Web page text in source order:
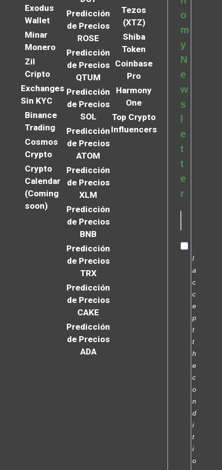
Exodus
Wallet
Minar
Monero
Zil
Cripto
Exchanges
Sin KYC
Binance
Trading
Cosmos
Crypto
Crypto
Calendar
(Coming
soon)
Predicción
de Precios
ROSE
Predicción
de Precios
QTUM
Predicción
de Precios
SOL
Predicción
de Precios
ATOM
Predicción
de Precios
XLM
Predicción
de Precios
BNB
Predicción
de Precios
TRX
Predicción
de Precios
CAKE
Predicción
de Precios
ADA
Tezos
(XTZ)
Shiba
Token
Coinbase
Pro
Harmony
One
Top Crypto
Influencers
o
m
y
N
e
w
s
e
t
t
e
r
I
a
c
c
e
p
t
t
h
e
c
o
n
d
i
t
i
o